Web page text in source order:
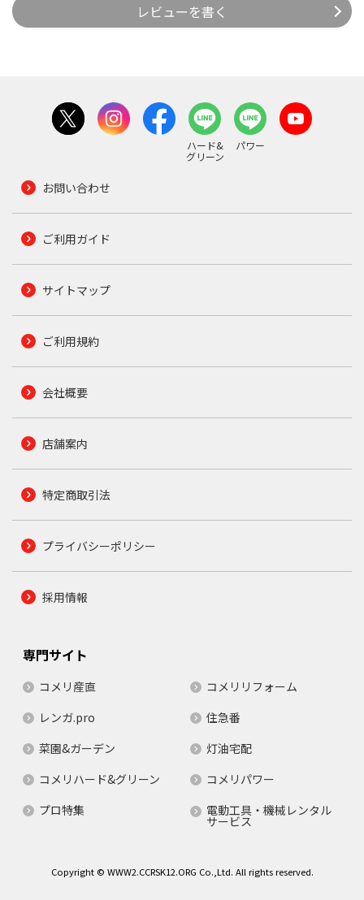
レビューを書く
ハード&
グリーン
パワー
お問い合わせ
ご利用ガイド
サイトマップ
ご利用規約
会社概要
店舗案内
特定商取引法
プライバシーポリシー
採用情報
専門サイト
コメリ産直
コメリリフォーム
レンガ.pro
住急番
菜園&ガーデン
灯油宅配
コメリハード&グリーン
コメリパワー
プロ特集
電動工具・機械レンタル
サービス
Copyright © WWW2.CCRSK12.ORG Co.,Ltd. All rights reserved.